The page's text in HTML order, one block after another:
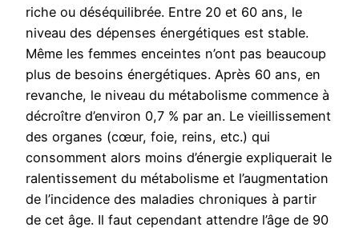
riche ou déséquilibrée. Entre 20 et 60 ans, le
niveau des dépenses énergétiques est stable.
Même les femmes enceintes n’ont pas beaucoup
plus de besoins énergétiques. Après 60 ans, en
revanche, le niveau du métabolisme commence à
décroître d’environ 0,7 % par an. Le vieillissement
des organes (cœur, foie, reins, etc.) qui
consomment alors moins d’énergie expliquerait le
ralentissement du métabolisme et l’augmentation
de l’incidence des maladies chroniques à partir
de cet âge. Il faut cependant attendre l’âge de 90